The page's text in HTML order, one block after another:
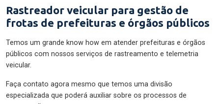
Rastreador veicular para gestão de
frotas de prefeituras e órgãos públicos
Temos um grande know how em atender prefeituras e órgãos
públicos com nossos serviços de rastreamento e telemetria
veicular.
Faça contato agora mesmo que temos uma divisão
especializada que poderá auxiliar sobre os processos de